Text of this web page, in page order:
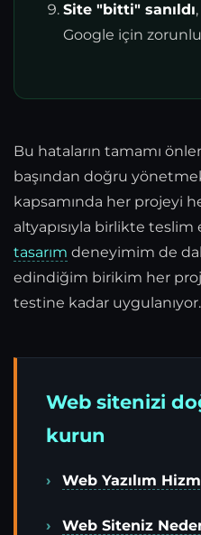
Site "bitti" sanıldı
Google için
Bu hataların tamamı
başından doğru
kapsamında her projeyi
altyapısıyla birlikte
tasarım deneyimim de
edindiğim birikim her
testine kadar uygulanıyor.
Web sitenizi
kurun
Web Yazılım
Web Siteniz